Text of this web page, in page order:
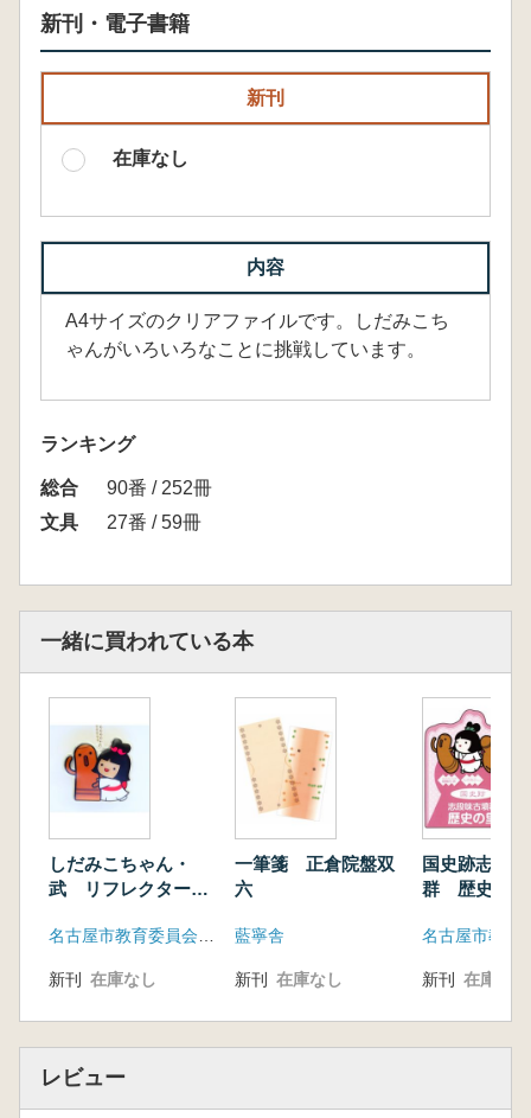
新刊・電子書籍
新刊
在庫なし
内容
A4サイズのクリアファイルです。しだみこち
ゃんがいろいろなことに挑戦しています。
ランキング
総合
90番 / 252冊
文具
27番 / 59冊
一緒に買われている本
しだみこちゃん・
武 リフレクターキ
名古屋市教育委員会文化財保護室
新刊 在庫なし
一筆箋 正倉院盤双
六
藍寧舎
新刊 在庫なし
国史跡志段
群 歴史の
新刊 在庫なし
レビュー